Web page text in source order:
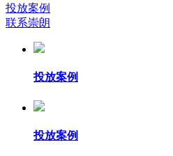
投放案例
联系崇朗
投放案例
投放案例